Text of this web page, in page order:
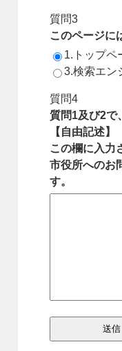
質問3
このページに
1.トップペ
3.検索エン
質問4
質問1及び2で
【自由記述】
この欄に入力
市役所へのお
す。